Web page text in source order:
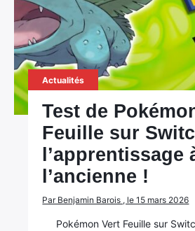
Actualités
Test de
Feuille sur
l’apprentissage
l’ancienne !
Par Benjamin Barois , le 15 mars 2026
Pokémon Vert Feuille sur